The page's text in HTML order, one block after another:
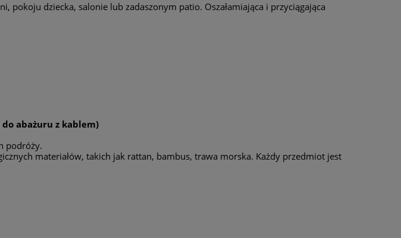
dziecka, salonie lub zadaszonym patio. Oszałamiająca i przyciągająca
abażuru z kablem)
podróży.
materiałów, takich jak rattan, bambus, trawa morska. Każdy przedmiot jest